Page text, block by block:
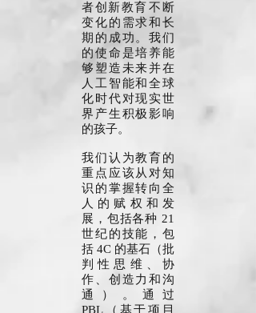
者创新教育不断
变化的需求和长
期的成功。我们
的使命是培养能
够塑造未来并在
人工智能和全球
化时代对现实世
界产生积极影响
的孩子。
我们认为教育的
重点应该从对知
识的掌握转向全
人的赋权和发
展，包括各种 21
世纪的技能，包
括 4C 的基石（批
判性思维、协
作、创造力和沟
通）。通过
PBL（基于项目